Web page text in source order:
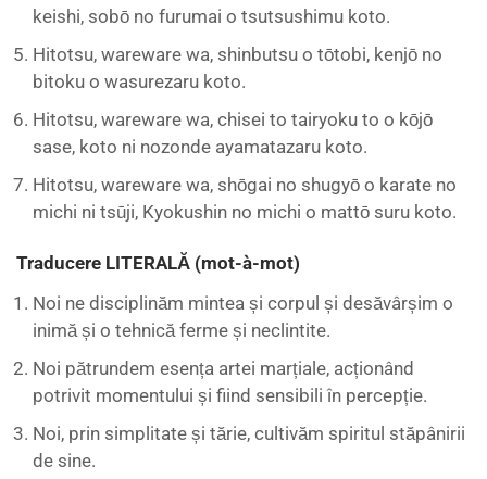
keishi, sobō no furumai o tsutsushimu koto.
Hitotsu, wareware wa, shinbutsu o tōtobi, kenjō no
bitoku o wasurezaru koto.
Hitotsu, wareware wa, chisei to tairyoku to o kōjō
sase, koto ni nozonde ayamatazaru koto.
Hitotsu, wareware wa, shōgai no shugyō o karate no
michi ni tsūji, Kyokushin no michi o mattō suru koto.
Traducere LITERALĂ (mot-à-mot)
Noi ne disciplinăm mintea și corpul și desăvârșim o
inimă și o tehnică ferme și neclintite.
Noi pătrundem esența artei marțiale, acționând
potrivit momentului și fiind sensibili în percepție.
Noi, prin simplitate și tărie, cultivăm spiritul stăpânirii
de sine.